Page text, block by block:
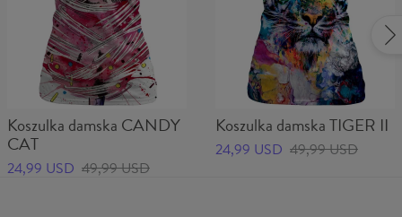
Koszulka damska CANDY
CAT
24,99 USD 49,99 USD
Koszulka damska TIGER II
24,99 USD 49,99 USD